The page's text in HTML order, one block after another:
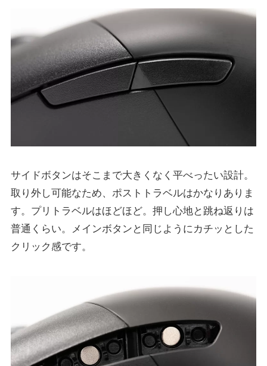
サイドボタンはそこまで大きくなく平べったい設計。
取り外し可能なため、ポストトラベルはかなりありま
す。プリトラベルはほどほど。押し心地と跳ね返りは
普通くらい。メインボタンと同じようにカチッとした
クリック感です。